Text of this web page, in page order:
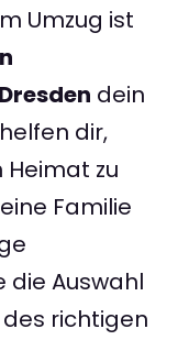
Umzug ist
dein
dir,
zu
Familie
die Auswahl
richtigen